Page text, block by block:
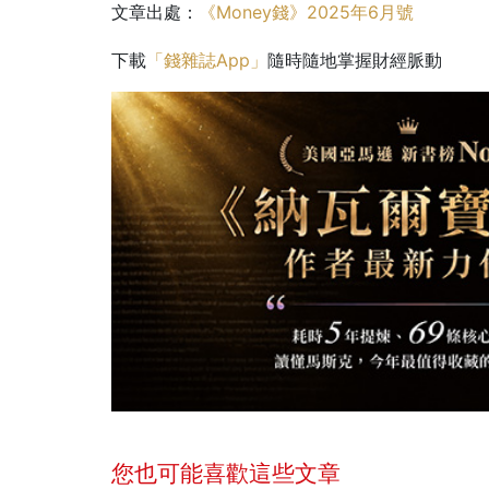
文章出處： 《Money錢》2025年6月號
下載 「錢雜誌App」 隨時隨地掌握財經脈動